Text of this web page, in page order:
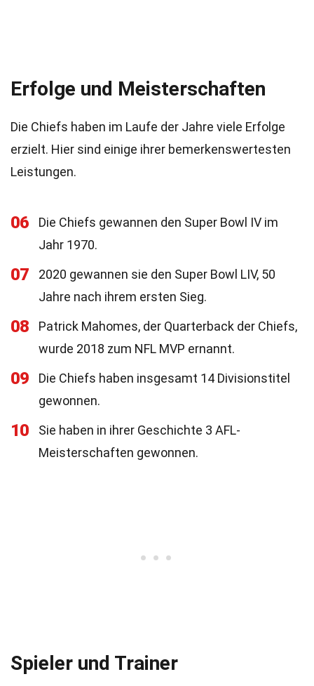
Erfolge und Meisterschaften
Die Chiefs haben im Laufe der Jahre viele Erfolge
erzielt. Hier sind einige ihrer bemerkenswertesten
Leistungen.
06
Die Chiefs gewannen den Super Bowl IV im
Jahr 1970.
07
2020 gewannen sie den Super Bowl LIV, 50
Jahre nach ihrem ersten Sieg.
08
Patrick Mahomes, der Quarterback der Chiefs,
wurde 2018 zum NFL MVP ernannt.
09
Die Chiefs haben insgesamt 14 Divisionstitel
gewonnen.
10
Sie haben in ihrer Geschichte 3 AFL-
Meisterschaften gewonnen.
Spieler und Trainer